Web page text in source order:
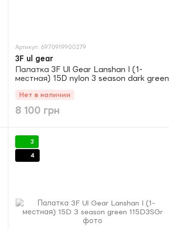
Артикул: 6970919900279
3F ul gear
Палатка 3F Ul Gear Lanshan I (1-
местная) 15D nylon 3 season dark green
8 100 грн
Нет в наличии
3
4